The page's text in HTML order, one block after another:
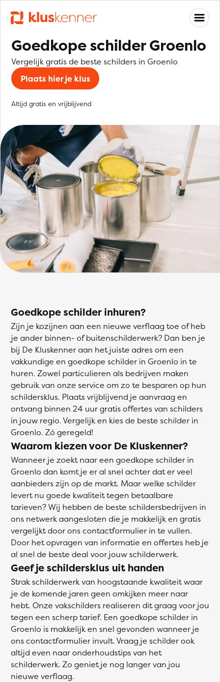
Goedkope schilder Groenlo
Vergelijk gratis de beste schilders in Groenlo
Plaats hier je klus
Altijd gratis en vrijblijvend
Goedkope schilder inhuren?
Zijn je kozijnen aan een nieuwe verflaag toe of heb
je ander binnen- of buitenschilderwerk? Dan ben je
bij De Kluskenner aan het juiste adres om een
vakkundige en goedkope schilder in Groenlo in te
huren. Zowel particulieren als bedrijven maken
gebruik van onze service om zo te besparen op hun
schildersklus. Plaats vrijblijvend je aanvraag en
ontvang binnen 24 uur gratis offertes van schilders
in jouw regio. Vergelijk en kies de beste schilder in
Groenlo. Zó geregeld!
Waarom kiezen voor De Kluskenner?
Wanneer je zoekt naar een goedkope schilder in
Groenlo dan komt je er al snel achter dat er veel
aanbieders zijn op de markt. Maar welke schilder
levert nu goede kwaliteit tegen betaalbare
tarieven? Wij hebben de beste schildersbedrijven in
ons netwerk aangesloten die je makkelijk en gratis
vergelijkt door ons contactformulier in te vullen.
Door het opvragen van informatie en offertes heb je
al snel de beste deal voor jouw schilderwerk.
Geef je schildersklus uit handen
Strak schilderwerk van hoogstaande kwaliteit waar
je de komende jaren geen omkijken meer naar
hebt. Onze vakschilders realiseren dit graag voor jou
tegen een scherp tarief. Een goedkope schilder in
Groenlo is makkelijk en snel gevonden wanneer je
ons contactformulier invult. Vraag je schilder ook
altijd even naar onderhoudstips van het
schilderwerk. Zo geniet je nog langer van jou
nieuwe verflaag.